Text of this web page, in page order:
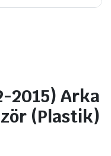
2015) Arka
(Plastik)